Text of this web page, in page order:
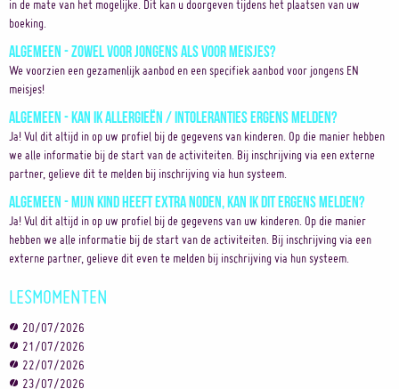
in de mate van het mogelijke. Dit kan u doorgeven tijdens het plaatsen van uw
boeking.
Algemeen - Zowel voor jongens als voor meisjes?
We voorzien een gezamenlijk aanbod en een specifiek aanbod voor jongens EN
meisjes!
Algemeen - Kan ik allergieën / intoleranties ergens melden?
Ja! Vul dit altijd in op uw profiel bij de gegevens van kinderen. Op die manier hebben
we alle informatie bij de start van de activiteiten. Bij inschrijving via een externe
partner, gelieve dit te melden bij inschrijving via hun systeem.
Algemeen - Mijn kind heeft extra noden, kan ik dit ergens melden?
Ja! Vul dit altijd in op uw profiel bij de gegevens van uw kinderen. Op die manier
hebben we alle informatie bij de start van de activiteiten. Bij inschrijving via een
externe partner, gelieve dit even te melden bij inschrijving via hun systeem.
LESMOMENTEN
20/07/2026
21/07/2026
22/07/2026
23/07/2026